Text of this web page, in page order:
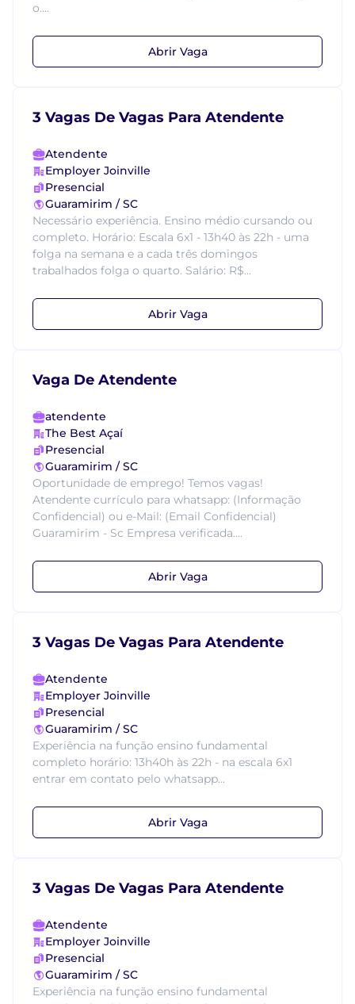
o....
Abrir Vaga
3 Vagas De Vagas Para Atendente
Atendente
Employer Joinville
Presencial
Guaramirim / SC
Necessário experiência. Ensino médio cursando ou
completo. Horário: Escala 6x1 - 13h40 às 22h - uma
folga na semana e a cada três domingos
trabalhados folga o quarto. Salário: R$...
Abrir Vaga
Vaga De Atendente
atendente
The Best Açaí
Presencial
Guaramirim / SC
Oportunidade de emprego! Temos vagas!
Atendente currículo para whatsapp: (Informação
Confidencial) ou e-Mail: (Email Confidencial)
Guaramirim - Sc Empresa verificada....
Abrir Vaga
3 Vagas De Vagas Para Atendente
Atendente
Employer Joinville
Presencial
Guaramirim / SC
Experiência na função ensino fundamental
completo horário: 13h40h às 22h - na escala 6x1
entrar em contato pelo whatsapp...
Abrir Vaga
3 Vagas De Vagas Para Atendente
Atendente
Employer Joinville
Presencial
Guaramirim / SC
Experiência na função ensino fundamental